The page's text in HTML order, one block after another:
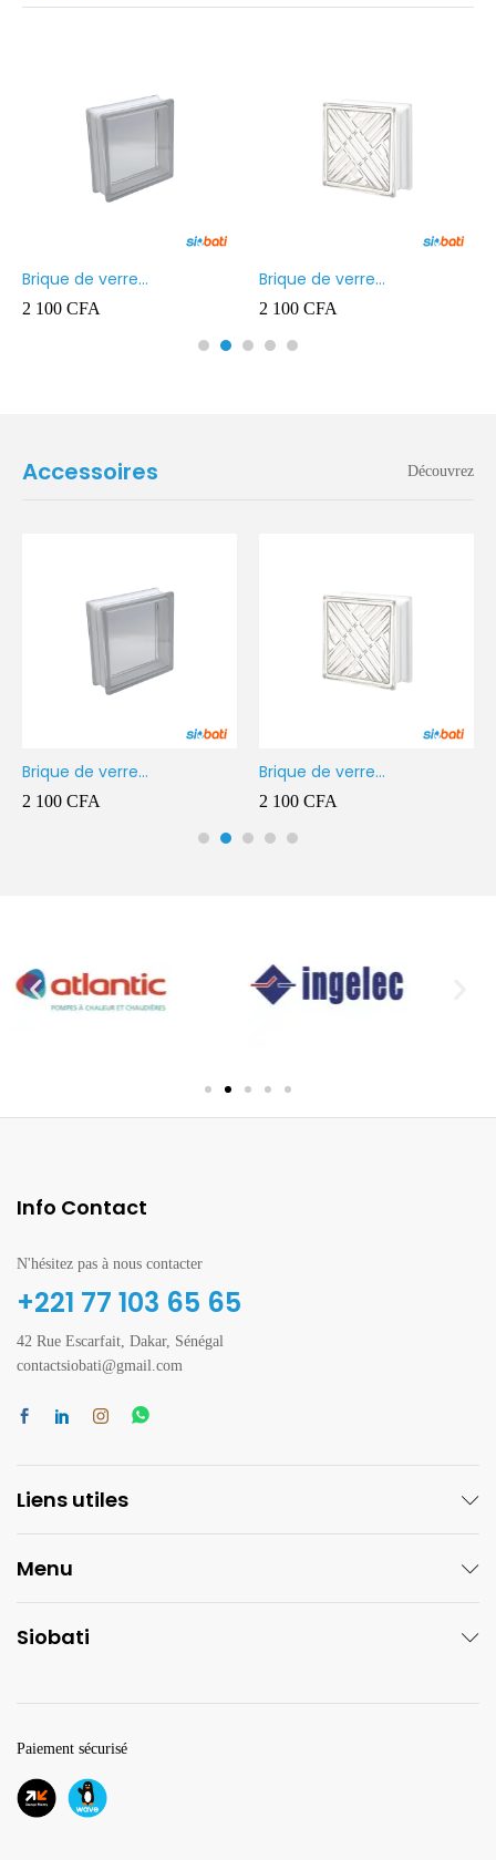
Brique de verre
190X190X80MM Transparent
2 100 CFA
Brique de verre
190X190X80MM CROSS
2 100 CFA
Accessoires Découvrez
Brique de verre
190X190X80MM Transparent
2 100 CFA
Brique de verre
190X190X80MM CROSS
2 100 CFA
Info Contact
N'hésitez pas à nous contacter
+221 77 103 65 65
42 Rue Escarfait, Dakar, Sénégal
contactsiobati@gmail.com
Liens utiles
Menu
Siobati
Paiement sécurisé